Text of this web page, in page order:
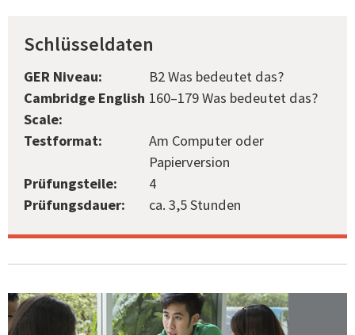
Schlüsseldaten
GER Niveau:
B2 Was bedeutet das?
Cambridge English
Scale:
160–179 Was bedeutet das?
Testformat:
Am Computer oder
Papierversion
Prüfungsteile:
4
Prüfungsdauer:
ca. 3,5 Stunden